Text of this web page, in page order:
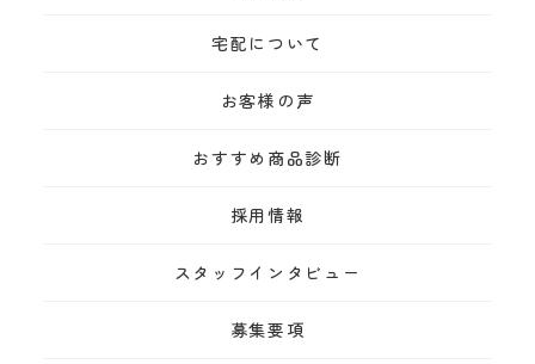
宅配について
お客様の声
おすすめ商品診断
採用情報
スタッフインタビュー
募集要項